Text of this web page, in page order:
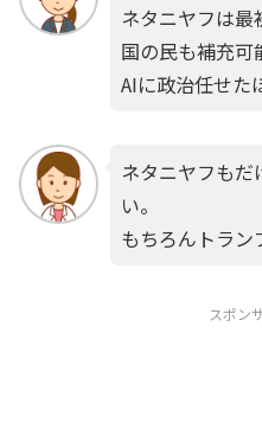
ネタニヤフは
国の民も補充可
AIに政治任せた
ネタニヤフも
い。
もちろんトラン
スポン